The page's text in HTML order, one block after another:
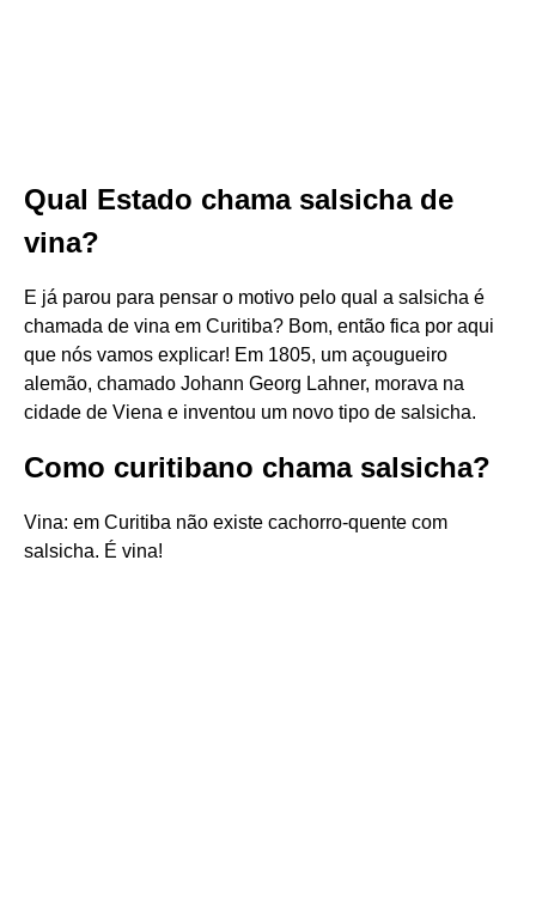
Qual Estado chama salsicha de
vina?
E já parou para pensar o motivo pelo qual a salsicha é
chamada de vina em Curitiba? Bom, então fica por aqui
que nós vamos explicar! Em 1805, um açougueiro
alemão, chamado Johann Georg Lahner, morava na
cidade de Viena e inventou um novo tipo de salsicha.
Como curitibano chama salsicha?
Vina: em Curitiba não existe cachorro-quente com
salsicha. É vina!